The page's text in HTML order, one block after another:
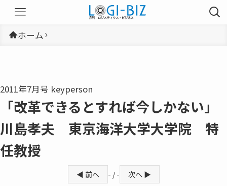
ホーム
2011年7月号 keyperson
「改革できるとすれば今しかない」
川島孝夫 東京海洋大学大学院 特
任教授
◀ 前へ - / - 次へ ▶